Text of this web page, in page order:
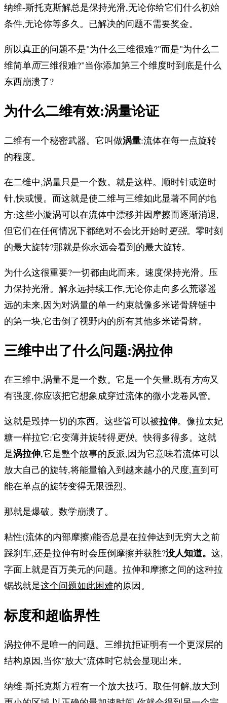
纳维-斯托克斯解总是保持光滑,无论你给它们什么初始
条件,无论你等多久。已解决的问题不需要奖金。
所以真正的问题不是"为什么三维很难?"而是"为什么二
维简单而三维很难?"当你添加第三个维度时到底是什么
东西崩溃了?
为什么二维有效:涡量论证
二维有一个秘密武器。它叫做涡量:流体在每一点旋转
的程度。
在二维中,涡量只是一个数。就是这样。顺时针或逆时
针,快或慢。而这就是使二维与三维如此显著不同的地
方:这些小漩涡可以在流体中漂移并因摩擦而逐渐消退,
但它们在任何情况下都绝对不会比开始时更强。零时刻
的最大旋转?那就是你永远会看到的最大旋转。
为什么这很重要?一切都由此而来。速度保持光滑。压
力保持光滑。解永远持续工作,无论你走向多么荒谬遥
远的未来,因为对涡量的单一约束就像多米诺骨牌链中
的第一块,它击倒了视野内的所有其他多米诺骨牌。
三维中出了什么问题:涡拉伸
在三维中,涡量不是一个数。它是一个矢量,既有方向又
有强度,你应该把它想象成穿过流体的微小龙卷风管。
这就是毁掉一切的东西。这些管可以被拉伸。像拉太妃
糖一样拉它:它变薄并旋转得更快。快得多得多。这就
是涡拉伸,它是整个故事的反派,因为它意味着流体可以
放大自己的旋转,将能量输入到越来越小的尺度,直到可
能在单点的旋转变得无限强烈。
那就是爆破。数学崩溃了。
粘性(流体的内部摩擦)能否总是在拉伸达到无穷大之前
踩刹车,还是拉伸有时会压倒摩擦并获胜?没人知道。 这,
字面上就是百万美元的问题。拉伸和摩擦之间的这种拉
锯战就是这个问题如此困难的原因。
标度和超临界性
涡拉伸不是唯一的问题。三维抗拒证明有一个更深层的
结构原因,当你"放大"流体时它就会显现出来。
纳维-斯托克斯方程有一个放大技巧。取任何解,放大到